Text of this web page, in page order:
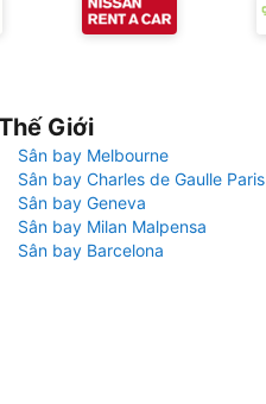
Giới
Sân bay Melbourne
Sân bay Charles de Gaulle Paris
Sân bay Geneva
Sân bay Milan Malpensa
Sân bay Barcelona